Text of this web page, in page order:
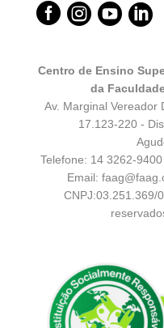
   
Centro de Ensino
da
Av. Marginal Vereador
17.123-220 -
Telefone: 14 3262-
Email:
CNPJ:03.251.369/